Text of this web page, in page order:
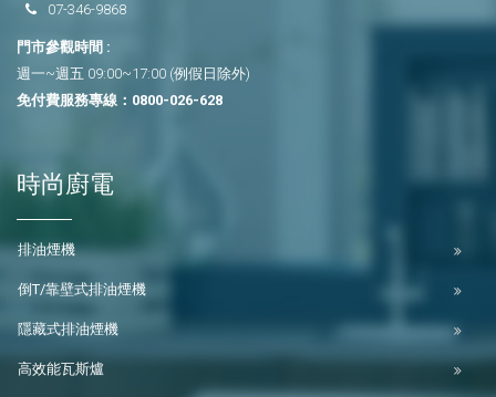
07-346-9868
門市參觀時間 :
週一~週五 09:00~17:00 (例假日除外)
免付費服務專線： 0800-026-628
時尚廚電
排油煙機
倒T/靠壁式排油煙機
隱藏式排油煙機
高效能瓦斯爐